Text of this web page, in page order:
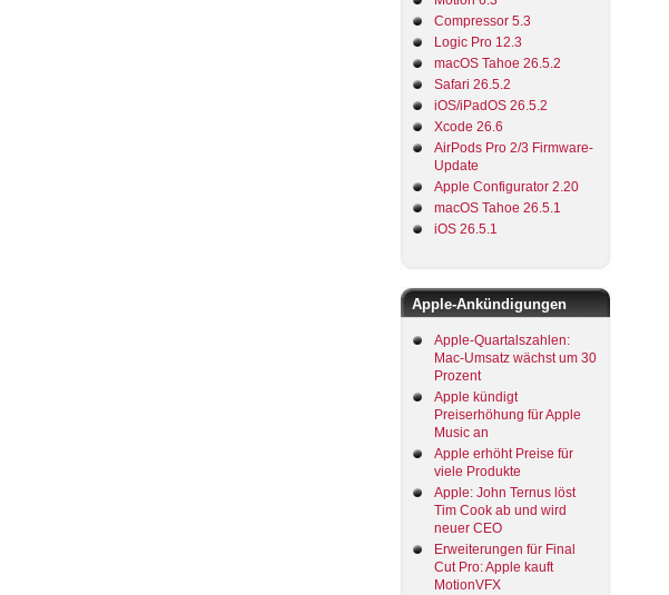
Compressor 5.3
Logic Pro 12.3
macOS Tahoe 26.5.2
Safari 26.5.2
iOS/iPadOS 26.5.2
Xcode 26.6
AirPods Pro 2/3 Firmware-
Update
Apple Configurator 2.20
macOS Tahoe 26.5.1
iOS 26.5.1
Apple-Ankündigungen
Apple-Quartalszahlen:
Mac-Umsatz wächst um 30
Prozent
Apple kündigt
Preiserhöhung für Apple
Music an
Apple erhöht Preise für
viele Produkte
Apple: John Ternus löst
Tim Cook ab und wird
neuer CEO
Erweiterungen für Final
Cut Pro: Apple kauft
MotionVFX